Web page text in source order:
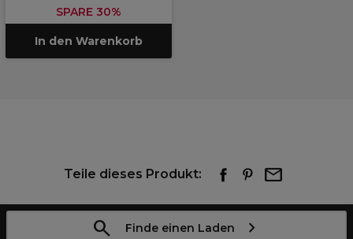
SPARE 30%
In den Warenkorb
Teile dieses Produkt:
Finde einen Laden